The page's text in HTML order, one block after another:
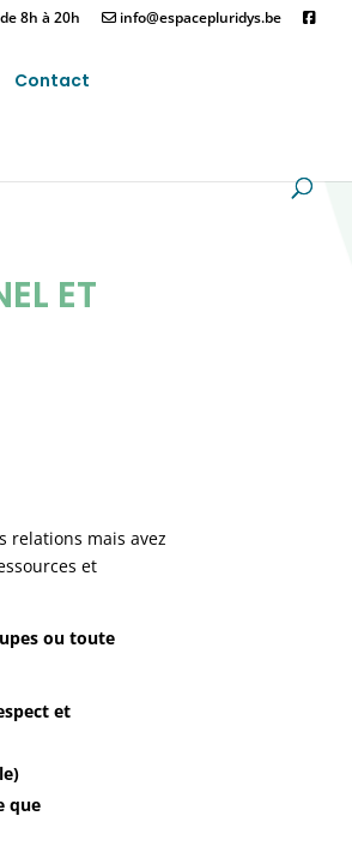
8h à 20h info@espacepluridys.be
Contact
ET
relations mais avez
et
ou toute
et
que